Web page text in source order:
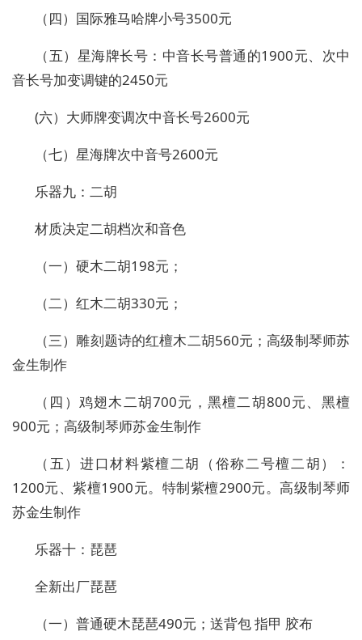
（四）国际雅马哈牌小号3500元
（五）星海牌长号：中音长号普通的1900元、次中
音长号加变调键的2450元
(六）大师牌变调次中音长号2600元
（七）星海牌次中音号2600元
乐器九：二胡
材质决定二胡档次和音色
（一）硬木二胡198元；
（二）红木二胡330元；
（三）雕刻题诗的红檀木二胡560元；高级制琴师苏
金生制作
（四）鸡翅木二胡700元，黑檀二胡800元、黑檀
900元；高级制琴师苏金生制作
（五）进口材料紫檀二胡（俗称二号檀二胡）：
1200元、紫檀1900元。特制紫檀2900元。高级制琴师
苏金生制作
乐器十：琵琶
全新出厂琵琶
（一）普通硬木琵琶490元；送背包 指甲 胶布